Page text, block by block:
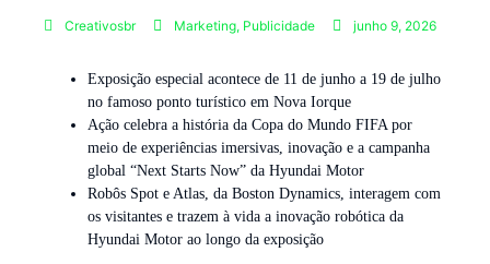
Creativosbr Marketing, Publicidade junho 9, 2026
Exposição especial acontece de 11 de junho a 19 de julho
no famoso ponto turístico em Nova Iorque
Ação celebra a história da Copa do Mundo FIFA por
meio de experiências imersivas, inovação e a campanha
global “Next Starts Now” da Hyundai Motor
Robôs Spot e Atlas, da Boston Dynamics, interagem com
os visitantes e trazem à vida a inovação robótica da
Hyundai Motor ao longo da exposição